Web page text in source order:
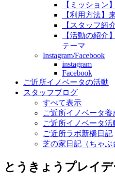
【ミッション
【利用方法】
【スタッフ紹
【活動の紹介
テーマ
Instagram/Facebook
instagram
Facebook
ご近所イノベータの活動
スタッフブログ
すべて表示
ご近所イノベータ
ご近所イノベータ活
ご近所ラボ新橋日記
芝の家日記（ちゃぶ
とうきょうプレイデ